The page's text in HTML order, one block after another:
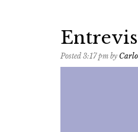
Posted 3:17 pm by